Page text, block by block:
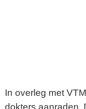
In overleg met
dokters aanraden.